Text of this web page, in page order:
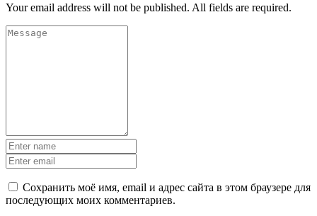
Your email address will not be published. All fields are required.
Сохранить моё имя, email и адрес сайта в этом браузере для
последующих моих комментариев.